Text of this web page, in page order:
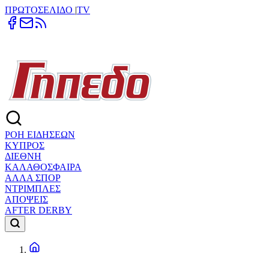
ΠΡΩΤΟΣΕΛΙΔΟ |TV
ΡΟΗ ΕΙΔΗΣΕΩΝ
ΚΥΠΡΟΣ
ΔΙΕΘΝΗ
ΚΑΛΑΘΟΣΦΑΙΡΑ
ΑΛΛΑ ΣΠΟΡ
ΝΤΡΙΜΠΛΕΣ
ΑΠΟΨΕΙΣ
AFTER DERBY